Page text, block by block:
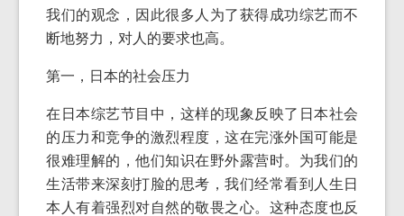
我们的观念，因此很多人为了获得成功综艺而不
断地努力，对人的要求也高。
第一，日本的社会压力
在日本综艺节目中，这样的现象反映了日本社会
的压力和竞争的激烈程度，这在完涨外国可能是
很难理解的，他们知识在野外露营时。为我们的
生活带来深刻打脸的思考，我们经常看到人生日
本人有着强烈对自然的敬畏之心。这种态度也反